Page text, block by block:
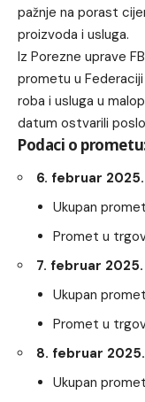
pažnje na porast
proizvoda i usluga.
Iz Porezne uprave
prometu u
roba i usluga u
datum ostvarili
Podaci o
6. februar 2025.
Ukupan
Promet u
7. februar
Ukupan
Promet u
8. februar
Ukupan